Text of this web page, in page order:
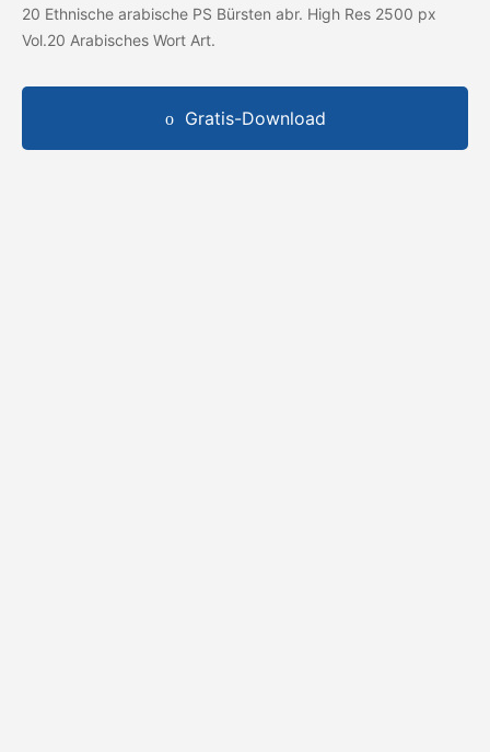
20 Ethnische arabische PS Bürsten abr. High Res 2500 px
Vol.20 Arabisches Wort Art.
Gratis-Download